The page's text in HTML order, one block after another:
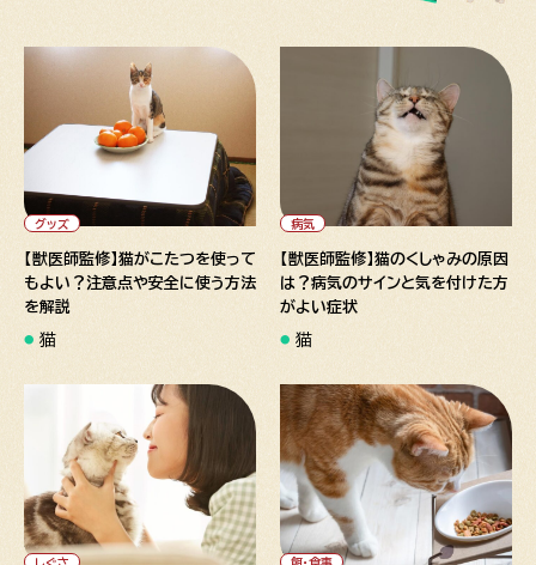
" alt="【獣医師監修】猫がこた
つを使ってもよい？注意点や安
全に使う方法を解説">
グッズ
【獣医師監修】猫がこたつを使って
もよい？注意点や安全に使う方法
を解説
猫
" alt="【獣医師監修】猫のくし
ゃみの原因は？病気のサインと
気を付けた方がよい症状">
病気
【獣医師監修】猫のくしゃみの原因
は？病気のサインと気を付けた方
がよい症状
猫
" alt="【専門家監修】猫の鳴き
声で気持ちを知ろう！鳴き続け
る時の対策も紹介">
" alt="【獣医師監修】猫のご飯
の選び方とあげ方｜回数・量・
NG食材まで徹底解説">